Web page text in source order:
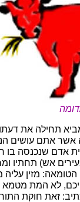
משמש בסיס לדיון גם על ידי
אשר אתם עושים
אדם שנכנסה בו
אש) תחתיו
מזין
לא המת
זאת חוקת